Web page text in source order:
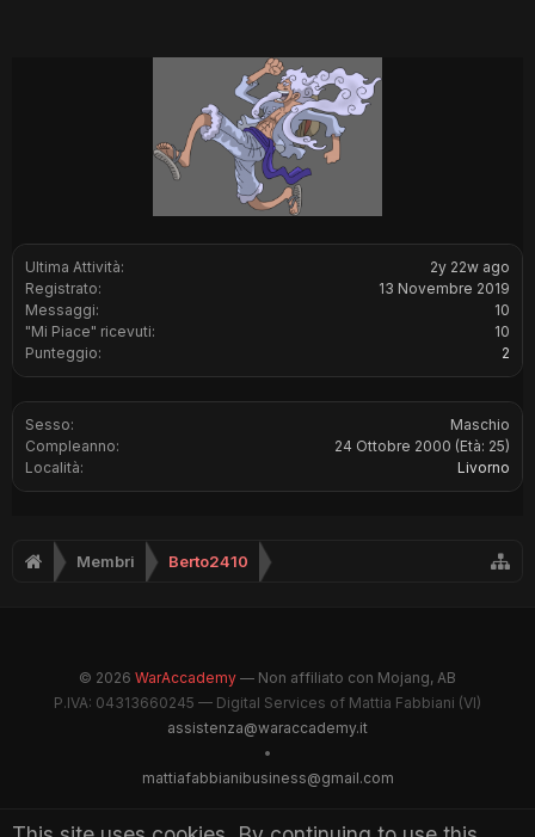
Ultima Attività:
2y 22w ago
Registrato:
13 Novembre 2019
Messaggi:
10
"Mi Piace" ricevuti:
10
Punteggio:
2
Sesso:
Maschio
Compleanno:
24 Ottobre 2000 (Età: 25)
Località:
Livorno
Membri Berto2410
© 2026 WarAccademy — Non affiliato con Mojang, AB
P.IVA: 04313660245 — Digital Services of Mattia Fabbiani (VI)
assistenza@waraccademy.it
•
mattiafabbianibusiness@gmail.com
@GhostFabbyz